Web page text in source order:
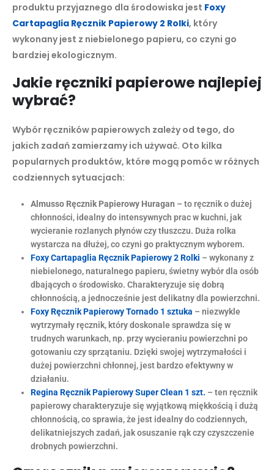
produktu przyjaznego dla środowiska jest Foxy
Cartapaglia Ręcznik Papierowy 2 Rolki, który
wykonany jest z niebielonego papieru, co czyni go
bardziej ekologicznym.
Jakie ręczniki papierowe najlepiej
wybrać?
Wybór ręczników papierowych zależy od tego, do
jakich zadań zamierzamy ich używać. Oto kilka
popularnych produktów, które mogą pomóc w różnych
codziennych sytuacjach:
Almusso Ręcznik Papierowy Huragan – to ręcznik o dużej
chłonności, idealny do intensywnych prac w kuchni, jak
wycieranie rozlanych płynów czy tłuszczu. Duża rolka
wystarcza na dłużej, co czyni go praktycznym wyborem.
Foxy Cartapaglia Ręcznik Papierowy 2 Rolki – wykonany z
niebielonego, naturalnego papieru, świetny wybór dla osób
dbających o środowisko. Charakteryzuje się dobrą
chłonnością, a jednocześnie jest delikatny dla powierzchni.
Foxy Ręcznik Papierowy Tornado 1 sztuka – niezwykle
wytrzymały ręcznik, który doskonale sprawdza się w
trudnych warunkach, np. przy wycieraniu powierzchni po
gotowaniu czy sprzątaniu. Dzięki swojej wytrzymałości i
dużej powierzchni chłonnej, jest bardzo efektywny w
działaniu.
Regina Ręcznik Papierowy Super Clean 1 szt. – ten ręcznik
papierowy charakteryzuje się wyjątkową miękkością i dużą
chłonnością, co sprawia, że jest idealny do codziennych,
delikatniejszych zadań, jak osuszanie rąk czy czyszczenie
drobnych powierzchni.